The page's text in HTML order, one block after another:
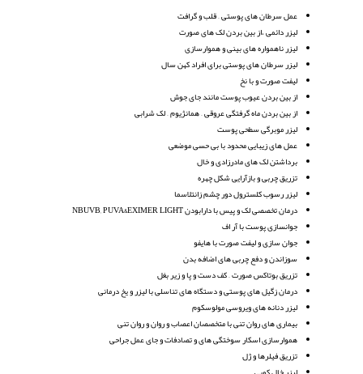
عمل سرطان های پوستی – قلب و گرافت
لیزر دائمی ،از بین بردن لک های صورت
لیزر ناهمواره های بینی و هموارسازی
لیزر سرطان های پوستی برای افراد کهن سال
لیفت صورت و با نخ
از بین بردن عیوب پوست مانند جای جوش
از بین بردن ماه گرفتگی عروقی – همانژیوم – لک شرابی
لیزر موبرگی سطحی پوست
عمل های زیبایی محدود با بی حسی موضعی
برداشتن لک های مادرزادی و خال
تزریق چربی و بازآرایی شکل چهره
لیزر رسوب کلسترول دور چشم زانتلاسما
درمان تخصصی لک و پیس با دارابودن NBUVB, PUVA&EXIMER LIGHT
جوانسازی پوست با آر اف
جوان سازی و لیفت صورت با هایفو
سوزاندن و دفع چربی های اضافه بدن
تزریق بوتاکس صورت – کف دست و پا و زیر بغل
درمان زگیل های پوستی و دستگاه های تناسلی با لیزر و یخ درمانی
لیزر دنانه های ویروسی مولوسکوم
بیماری های روان تنی با متخصصان اعصاب و روان و روان تنی
هموارسازی اسکار سوختگی های و تصادفات و جای عمل جراحی
تزریق فیلرها و ژل